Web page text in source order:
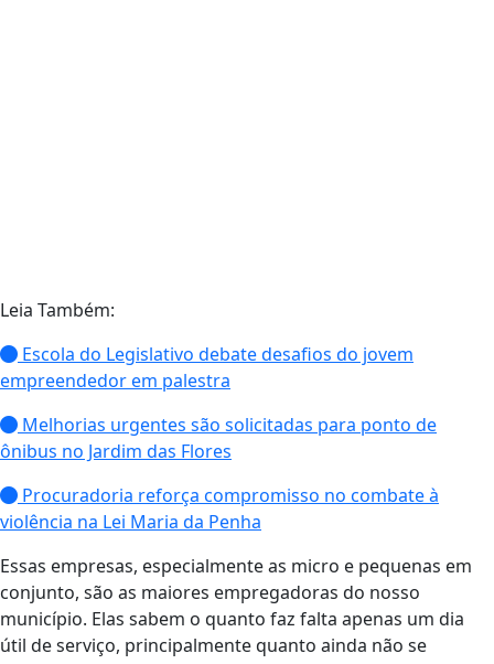
Leia Também:
Escola do Legislativo debate desafios do jovem
empreendedor em palestra
Melhorias urgentes são solicitadas para ponto de
ônibus no Jardim das Flores
Procuradoria reforça compromisso no combate à
violência na Lei Maria da Penha
Essas empresas, especialmente as micro e pequenas em
conjunto, são as maiores empregadoras do nosso
município. Elas sabem o quanto faz falta apenas um dia
útil de serviço, principalmente quanto ainda não se